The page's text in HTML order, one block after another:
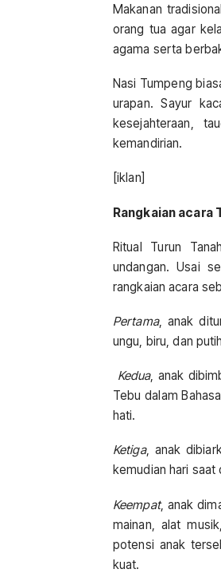
Makanan
orang tua agar
agama serta
Nasi Tumpeng
urapan. Sayur
kesejahteraan,
kemandirian.
[iklan]
Rangkaian acara
Ritual Turun
undangan. Usai
rangkaian acara
Pertama, anak
ungu, biru, dan
Kedua, anak
Tebu dalam
hati.
Ketiga, anak
kemudian hari
Keempat, anak
mainan, alat
potensi anak
kuat.